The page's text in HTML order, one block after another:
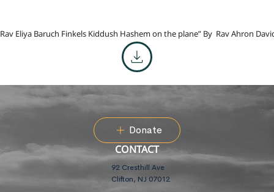
Eliya Baruch Finkels Kiddush Hashem on the plane” By Rav Ahron
Donate
CONTACT
92 Cresthill Ave
Clifton, NJ 07012